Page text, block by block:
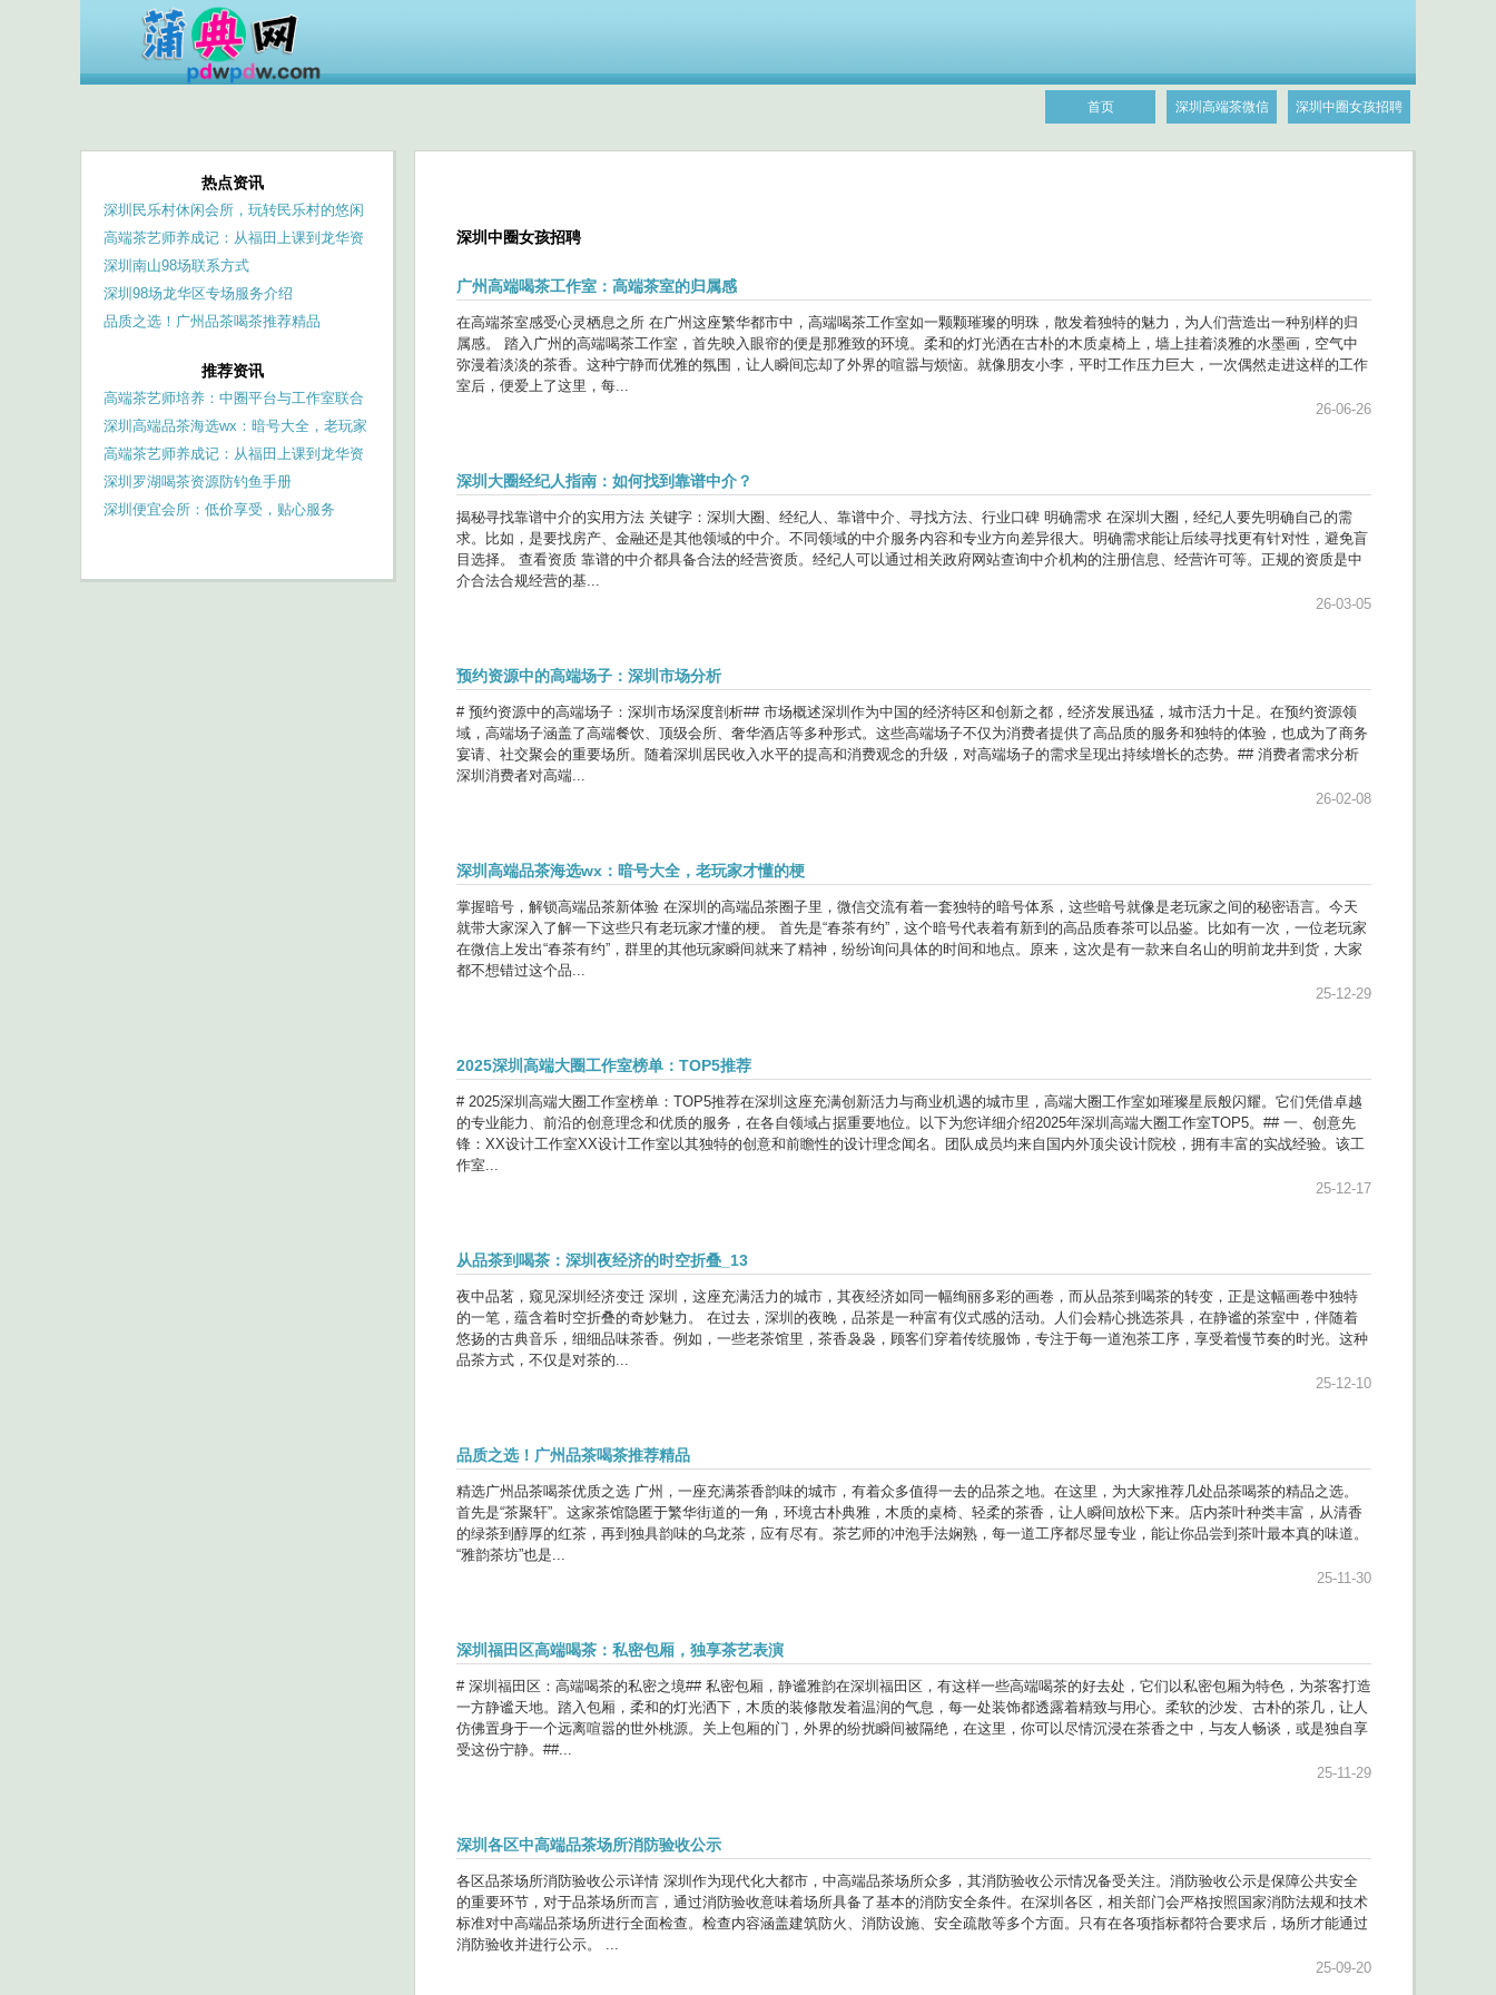
首页 深圳高端茶微信 深圳中圈女孩招聘
深圳中圈女孩招聘
‌广州高端喝茶工作室‌：高端茶室的归属感
在高端茶室感受心灵栖息之所 在广州这座繁华都市中，高端喝茶工作室如一颗颗璀璨的明珠，散发着独特的魅力，为人们营造出一种别样的归
属感。 踏入广州的高端喝茶工作室，首先映入眼帘的便是那雅致的环境。柔和的灯光洒在古朴的木质桌椅上，墙上挂着淡雅的水墨画，空气中
弥漫着淡淡的茶香。这种宁静而优雅的氛围，让人瞬间忘却了外界的喧嚣与烦恼。就像朋友小李，平时工作压力巨大，一次偶然走进这样的工作
室后，便爱上了这里，每...
26-06-26
深圳大圈经纪人指南：如何找到靠谱中介？
揭秘寻找靠谱中介的实用方法 关键字：深圳大圈、经纪人、靠谱中介、寻找方法、行业口碑 明确需求 在深圳大圈，经纪人要先明确自己的需
求。比如，是要找房产、金融还是其他领域的中介。不同领域的中介服务内容和专业方向差异很大。明确需求能让后续寻找更有针对性，避免盲
目选择。 查看资质 靠谱的中介都具备合法的经营资质。经纪人可以通过相关政府网站查询中介机构的注册信息、经营许可等。正规的资质是中
介合法合规经营的基...
26-03-05
预约资源中的高端场子：深圳市场分析
# 预约资源中的高端场子：深圳市场深度剖析## 市场概述深圳作为中国的经济特区和创新之都，经济发展迅猛，城市活力十足。在预约资源领
域，高端场子涵盖了高端餐饮、顶级会所、奢华酒店等多种形式。这些高端场子不仅为消费者提供了高品质的服务和独特的体验，也成为了商务
宴请、社交聚会的重要场所。随着深圳居民收入水平的提高和消费观念的升级，对高端场子的需求呈现出持续增长的态势。## 消费者需求分析
深圳消费者对高端...
26-02-08
深圳高端品茶海选wx：暗号大全，老玩家才懂的梗
掌握暗号，解锁高端品茶新体验 在深圳的高端品茶圈子里，微信交流有着一套独特的暗号体系，这些暗号就像是老玩家之间的秘密语言。今天
就带大家深入了解一下这些只有老玩家才懂的梗。 首先是“春茶有约”，这个暗号代表着有新到的高品质春茶可以品鉴。比如有一次，一位老玩家
在微信上发出“春茶有约”，群里的其他玩家瞬间就来了精神，纷纷询问具体的时间和地点。原来，这次是有一款来自名山的明前龙井到货，大家
都不想错过这个品...
25-12-29
2025深圳高端大圈工作室榜单：TOP5推荐
# 2025深圳高端大圈工作室榜单：TOP5推荐在深圳这座充满创新活力与商业机遇的城市里，高端大圈工作室如璀璨星辰般闪耀。它们凭借卓越
的专业能力、前沿的创意理念和优质的服务，在各自领域占据重要地位。以下为您详细介绍2025年深圳高端大圈工作室TOP5。## 一、创意先
锋：XX设计工作室XX设计工作室以其独特的创意和前瞻性的设计理念闻名。团队成员均来自国内外顶尖设计院校，拥有丰富的实战经验。该工
作室...
25-12-17
从品茶到喝茶：深圳夜经济的时空折叠_13
夜中品茗，窥见深圳经济变迁 深圳，这座充满活力的城市，其夜经济如同一幅绚丽多彩的画卷，而从品茶到喝茶的转变，正是这幅画卷中独特
的一笔，蕴含着时空折叠的奇妙魅力。 在过去，深圳的夜晚，品茶是一种富有仪式感的活动。人们会精心挑选茶具，在静谧的茶室中，伴随着
悠扬的古典音乐，细细品味茶香。例如，一些老茶馆里，茶香袅袅，顾客们穿着传统服饰，专注于每一道泡茶工序，享受着慢节奏的时光。这种
品茶方式，不仅是对茶的...
25-12-10
品质之选！广州品茶喝茶推荐精品
精选广州品茶喝茶优质之选 广州，一座充满茶香韵味的城市，有着众多值得一去的品茶之地。在这里，为大家推荐几处品茶喝茶的精品之选。
首先是“茶聚轩”。这家茶馆隐匿于繁华街道的一角，环境古朴典雅，木质的桌椅、轻柔的茶香，让人瞬间放松下来。店内茶叶种类丰富，从清香
的绿茶到醇厚的红茶，再到独具韵味的乌龙茶，应有尽有。茶艺师的冲泡手法娴熟，每一道工序都尽显专业，能让你品尝到茶叶最本真的味道。
“雅韵茶坊”也是...
25-11-30
深圳福田区高端喝茶：私密包厢，独享茶艺表演
# 深圳福田区：高端喝茶的私密之境## 私密包厢，静谧雅韵在深圳福田区，有这样一些高端喝茶的好去处，它们以私密包厢为特色，为茶客打造
一方静谧天地。踏入包厢，柔和的灯光洒下，木质的装修散发着温润的气息，每一处装饰都透露着精致与用心。柔软的沙发、古朴的茶几，让人
仿佛置身于一个远离喧嚣的世外桃源。关上包厢的门，外界的纷扰瞬间被隔绝，在这里，你可以尽情沉浸在茶香之中，与友人畅谈，或是独自享
受这份宁静。##...
25-11-29
深圳各区中高端品茶场所消防验收公示
各区品茶场所消防验收公示详情 深圳作为现代化大都市，中高端品茶场所众多，其消防验收公示情况备受关注。消防验收公示是保障公共安全
的重要环节，对于品茶场所而言，通过消防验收意味着场所具备了基本的消防安全条件。在深圳各区，相关部门会严格按照国家消防法规和技术
标准对中高端品茶场所进行全面检查。检查内容涵盖建筑防火、消防设施、安全疏散等多个方面。只有在各项指标都符合要求后，场所才能通过
消防验收并进行公示。 ...
25-09-20
热点资讯
深圳民乐村休闲会所，玩转民乐村的悠闲
时光
高端茶艺师养成记：从福田上课到龙华资
源对接
深圳南山98场联系方式
深圳98场龙华区专场服务介绍
品质之选！广州品茶喝茶推荐精品
推荐资讯
高端茶艺师培养：中圈平台与工作室联合
培训
深圳高端品茶海选wx：暗号大全，老玩家
才懂的梗
高端茶艺师养成记：从福田上课到龙华资
源对接
深圳罗湖喝茶资源防钓鱼手册
深圳便宜会所：低价享受，贴心服务